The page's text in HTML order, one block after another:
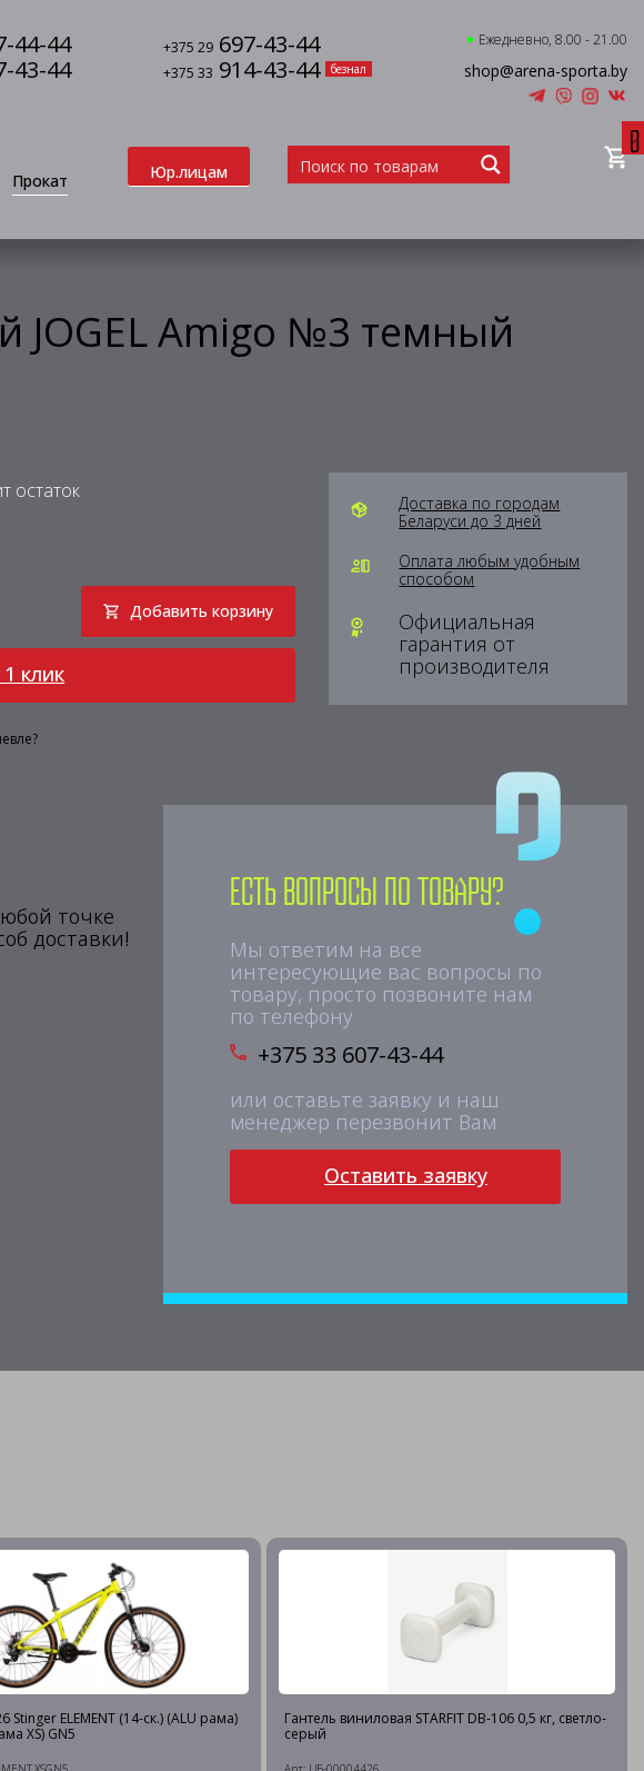
44-44 +375 29 697-43-44
43-44 +375 33 914-43-44 безнал
Ежедневно, 8.00 - 21.00
shop@arena-sporta.by
Прокат Юр.лицам
0
JOGEL Amigo №3 темный
остаток
Добавить корзину
клик
Доставка по городам
Беларуси до 3 дней
Оплата любым удобным
способом
Официальная
гарантия от
производителя
точке
доставки!
Есть вопросы по товару?
Мы ответим на все
интересующие вас вопросы по
товару, просто позвоните нам
по телефону
+375 33 607-43-44
или оставьте заявку и наш
менеджер перезвонит Вам
Оставить заявку
Stinger ELEMENT (14-ск.) (ALU рама)
XS) GN5
Гантель виниловая STARFIT DB-106 0,5 кг, светло-
серый